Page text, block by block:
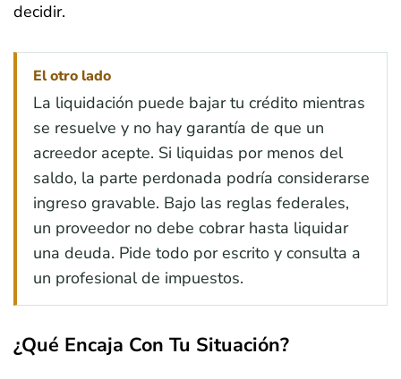
decidir.
El otro lado
La liquidación puede bajar tu crédito mientras
se resuelve y no hay garantía de que un
acreedor acepte. Si liquidas por menos del
saldo, la parte perdonada podría considerarse
ingreso gravable. Bajo las reglas federales,
un proveedor no debe cobrar hasta liquidar
una deuda. Pide todo por escrito y consulta a
un profesional de impuestos.
¿Qué Encaja Con Tu Situación?